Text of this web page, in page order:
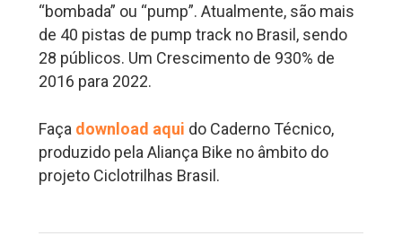
“bombada” ou “pump”. Atualmente, são mais
de 40 pistas de pump track no Brasil, sendo
28 públicos. Um Crescimento de 930% de
2016 para 2022.
Faça download aqui do Caderno Técnico,
produzido pela Aliança Bike no âmbito do
projeto Ciclotrilhas Brasil.